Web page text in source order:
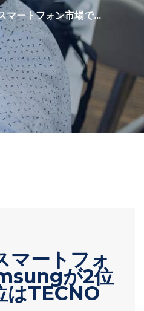
マートフォン市場で...
マートフォ
が2位
はTECNO